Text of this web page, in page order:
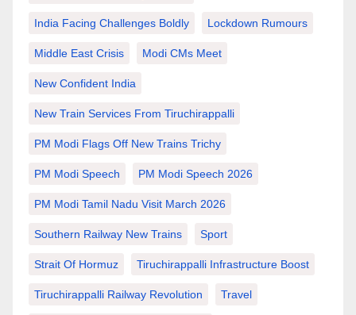
India Facing Challenges Boldly Lockdown Rumours
Middle East Crisis Modi CMs Meet
New Confident India
New Train Services From Tiruchirappalli
PM Modi Flags Off New Trains Trichy
PM Modi Speech PM Modi Speech 2026
PM Modi Tamil Nadu Visit March 2026
Southern Railway New Trains Sport
Strait Of Hormuz Tiruchirappalli Infrastructure Boost
Tiruchirappalli Railway Revolution Travel